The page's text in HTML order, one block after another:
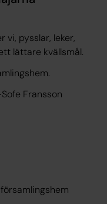
vi, pysslar, leker,
lättare kvällsmål.
Fransson